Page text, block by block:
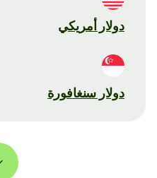
دولار أمريكي
دولار سنغافورة